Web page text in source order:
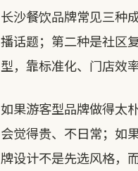
长沙餐饮品牌常见三种
播话题；第二种是社区
型，靠标准化、门店效
如果游客型品牌做得太
会觉得贵、不日常；如
牌设计不是先选风格，